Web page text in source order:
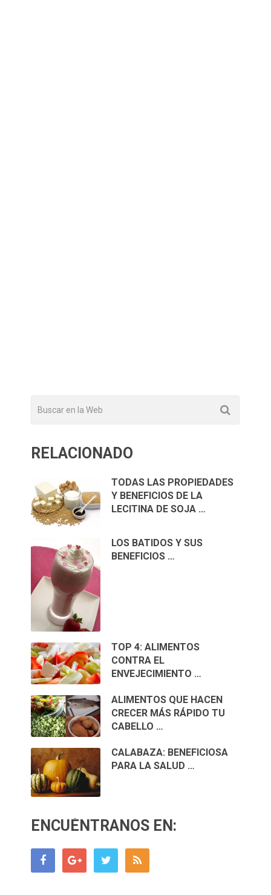
RELACIONADO
TODAS LAS PROPIEDADES
Y BENEFICIOS DE LA
LECITINA DE SOJA …
LOS BATIDOS Y SUS
BENEFICIOS …
TOP 4: ALIMENTOS
CONTRA EL
ENVEJECIMIENTO …
ALIMENTOS QUE HACEN
CRECER MÁS RÁPIDO TU
CABELLO …
CALABAZA: BENEFICIOSA
PARA LA SALUD …
ENCUÉNTRANOS EN: